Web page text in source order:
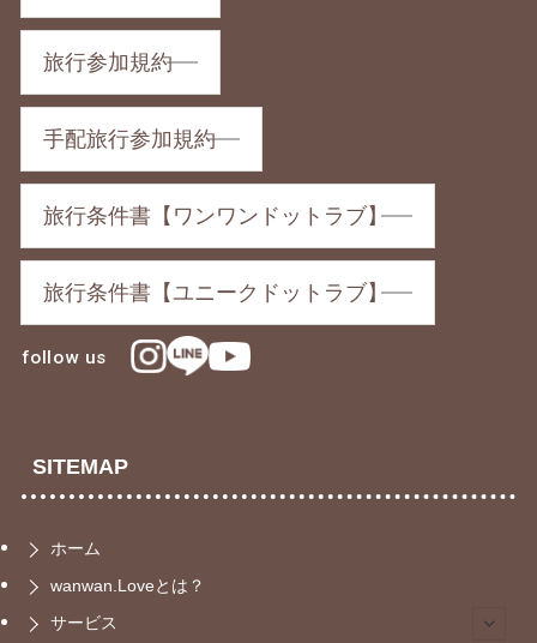
旅行参加規約
手配旅行参加規約
旅行条件書【ワンワンドットラブ】
旅行条件書【ユニークドットラブ】
follow us
SITEMAP
ホーム
wanwan.Loveとは？
サービス